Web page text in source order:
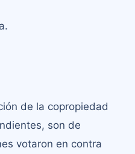
de la copropiedad
son de
votaron en contra